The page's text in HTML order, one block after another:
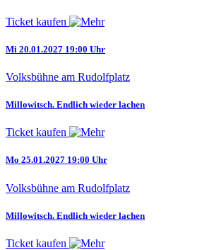
Ticket kaufen
Mi 20.01.2027 19:00 Uhr
Volksbühne am Rudolfplatz
Millowitsch. Endlich wieder lachen
Ticket kaufen
Mo 25.01.2027 19:00 Uhr
Volksbühne am Rudolfplatz
Millowitsch. Endlich wieder lachen
Ticket kaufen